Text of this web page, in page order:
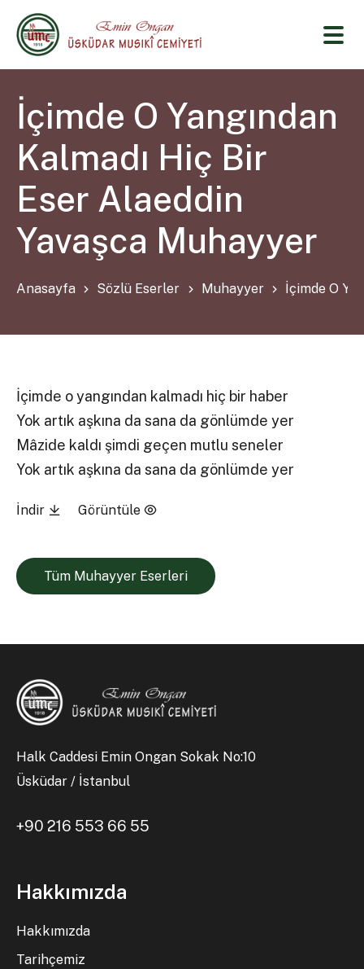
İçimde O Yangından
Kalmadı Hiç Bir
Eser Alaeddin
Yavaşca Muhayyer
Anasayfa Sözlü Eserler Muhayyer İçimde O
İçimde o yangından kalmadı hiç bir haber
Yok artık aşkına da sana da gönlümde yer
Mâzide kaldı şimdi geçen mutlu seneler
Yok artık aşkına da sana da gönlümde yer
İndir Görüntüle
Tüm Muhayyer Eserleri
Halk Caddesi Emin Ongan Sokak No:10
Üsküdar / İstanbul
+90 216 553 66 55
Hakkımızda
Hakkımızda
Tarihçemiz